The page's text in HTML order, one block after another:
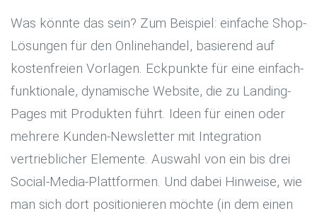
Was könnte das sein? Zum Beispiel: einfache Shop-
Lösungen für den Onlinehandel, basierend auf
kostenfreien Vorlagen. Eckpunkte für eine einfach-
funktionale, dynamische Website, die zu Landing-
Pages mit Produkten führt. Ideen für einen oder
mehrere Kunden-Newsletter mit Integration
vertrieblicher Elemente. Auswahl von ein bis drei
Social-Media-Plattformen. Und dabei Hinweise, wie
man sich dort positionieren möchte (in dem einen